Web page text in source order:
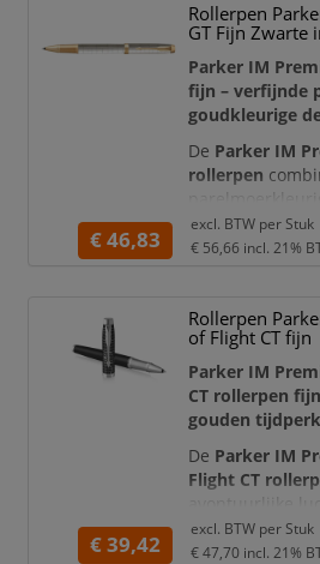
details.
voor
persoonlijke
vergaderingen,
Rollerpen
GT Fijn Zwarte
Parker IM
fijn – verfijnde
goudkleurige
De Parker IM
rollerpen
asymmetrisch
goudkleurige
rollerpen een
uitstraling.
voor dagelijks
vergader
€ 46,83
excl. BTW per Stuk
€ 56,66 incl. 21%
Rollerpen
of Flight CT fijn
Parker IM
CT rollerpen
gouden
De Parker IM
Flight CT
avontuurlijke
Parker samen
professionele
€ 39,42
excl. BTW per Stuk
€ 47,70 incl. 21%